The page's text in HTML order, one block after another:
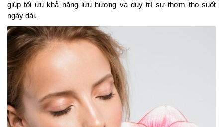
giúp tối ưu khả năng lưu hương và duy trì sự thơm tho suốt
ngày dài.